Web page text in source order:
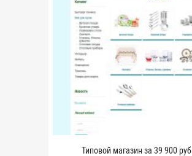
Типовой магазин за 39 900 руб.